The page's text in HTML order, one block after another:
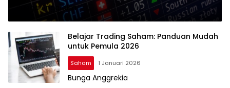
Bunga Anggrekia
Belajar Trading Saham: Panduan Mudah
untuk Pemula 2026
Saham 1 Januari 2026
Bunga Anggrekia